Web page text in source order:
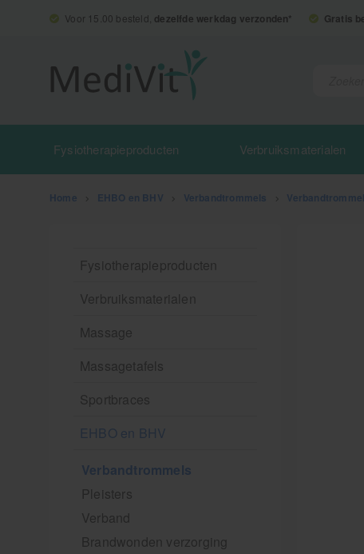
Voor 15.00 besteld, dezelfde werkdag verzonden* Gratis
Fysiotherapieproducten Verbruiksmaterialen
Home EHBO en BHV Verbandtrommels
Fysiotherapieproducten
Verbruiksmaterialen
Massage
Massagetafels
Sportbraces
EHBO en BHV
Verbandtrommels
Pleisters
Verband
Brandwonden verzorging